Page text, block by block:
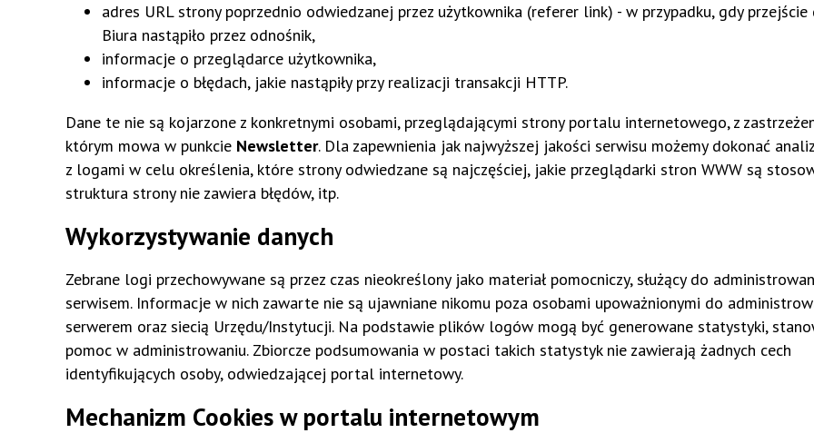
adres URL strony poprzednio odwiedzanej przez użytkownika (referer link) - w przypadku, gdy
Biura nastąpiło przez odnośnik,
informacje o przeglądarce użytkownika,
informacje o błędach, jakie nastąpiły przy realizacji transakcji HTTP.
Dane te nie są kojarzone z konkretnymi osobami, przeglądającymi strony portalu internetowego, z
którym mowa w punkcie Newsletter. Dla zapewnienia jak najwyższej jakości serwisu możemy dokonać
z logami w celu określenia, które strony odwiedzane są najczęściej, jakie przeglądarki stron WWW są
struktura strony nie zawiera błędów, itp.
Wykorzystywanie danych
Zebrane logi przechowywane są przez czas nieokreślony jako materiał pomocniczy, służący do
serwisem. Informacje w nich zawarte nie są ujawniane nikomu poza osobami upoważnionymi do
serwerem oraz siecią Urzędu/Instytucji. Na podstawie plików logów mogą być generowane statystyki,
pomoc w administrowaniu. Zbiorcze podsumowania w postaci takich statystyk nie zawierają żadnych cech
identyfikujących osoby, odwiedzającej portal internetowy.
Mechanizm Cookies w portalu internetowym